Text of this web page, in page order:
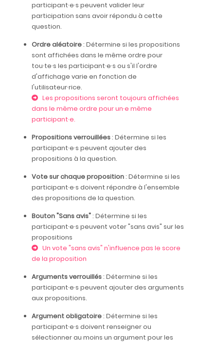
participant·e·s peuvent valider leur
participation sans avoir répondu à cette
question.
Ordre aléatoire: Détermine si les propositions
sont affichées dans le même ordre pour
tou·te·s les participant·e·s ou s'il l'ordre
d'affichage varie en fonction de
l'utilisateur·rice.
Les propositions seront toujours affichées
dans le même ordre pour un·e même
participant·e.
Propositions verrouillées: Détermine si les
participant·e·s peuvent ajouter des
propositions à la question.
Vote sur chaque proposition: Détermine si les
participant·e·s doivent répondre à l'ensemble
des propositions de la question.
Bouton "Sans avis": Détermine si les
participant·e·s peuvent voter "sans avis" sur les
propositions
Un vote "sans avis" n'influence pas le score
de la proposition
Arguments verrouillés: Détermine si les
participant·e·s peuvent ajouter des arguments
aux propositions.
Argument obligatoire: Détermine si les
participant·e·s doivent renseigner ou
sélectionner au moins un argument pour les